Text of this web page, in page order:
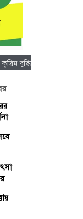
ভবিষ্যতের চীন